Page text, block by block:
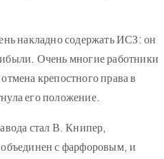
накладно содержать ИСЗ: он
Очень многие работники
крепостного права в
его положение.
стал В. Книпер,
с фарфоровым, и